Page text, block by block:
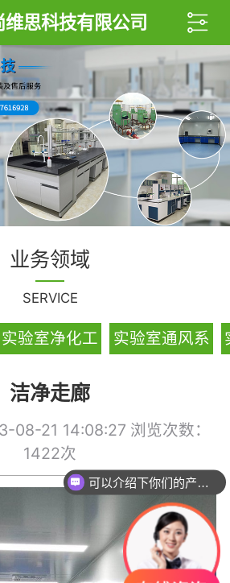
维思科技有限公司
业务领域
SERVICE
实验室净化工
实验室通风系
洁净走廊
08-21 14:08:27 浏览次数：
1422次